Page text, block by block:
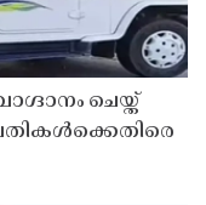
ചെയ്ത്